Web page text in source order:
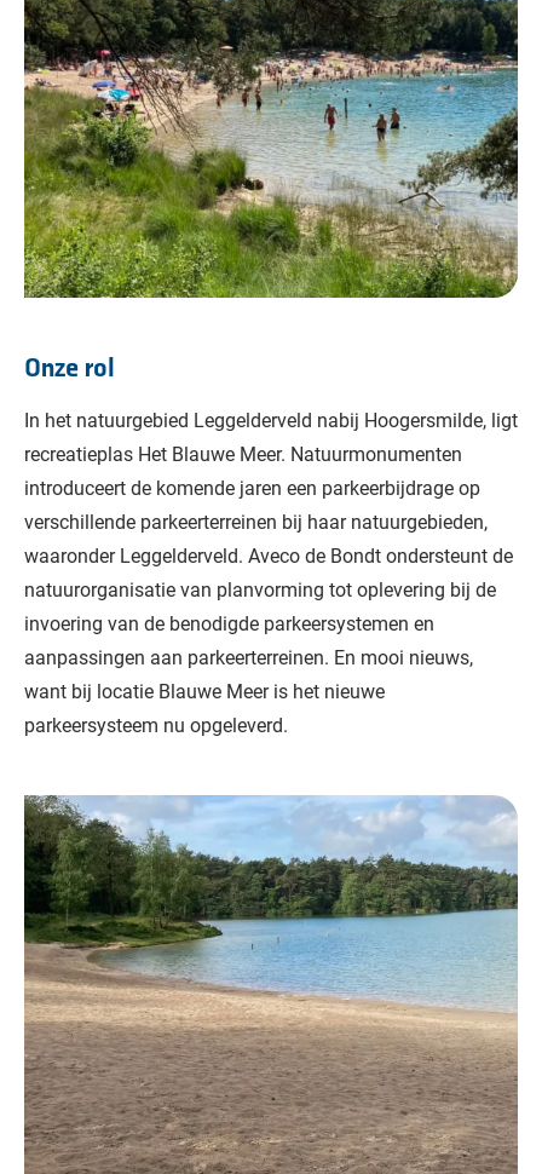
Onze rol
In het natuurgebied Leggelderveld nabij Hoogersmilde, ligt
recreatieplas Het Blauwe Meer. Natuurmonumenten
introduceert de komende jaren een parkeerbijdrage op
verschillende parkeerterreinen bij haar natuurgebieden,
waaronder Leggelderveld. Aveco de Bondt ondersteunt de
natuurorganisatie van planvorming tot oplevering bij de
invoering van de benodigde parkeersystemen en
aanpassingen aan parkeerterreinen. En mooi nieuws,
want bij locatie Blauwe Meer is het nieuwe
parkeersysteem nu opgeleverd.